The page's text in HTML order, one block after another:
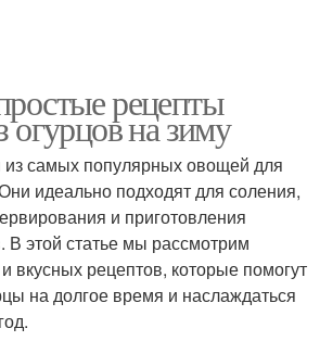
рецепты
огурцов на зиму
самых популярных овощей для
идеально подходят для соления,
и приготовления
В этой статье мы рассмотрим
вкусных рецептов, которые помогут
на долгое время и наслаждаться